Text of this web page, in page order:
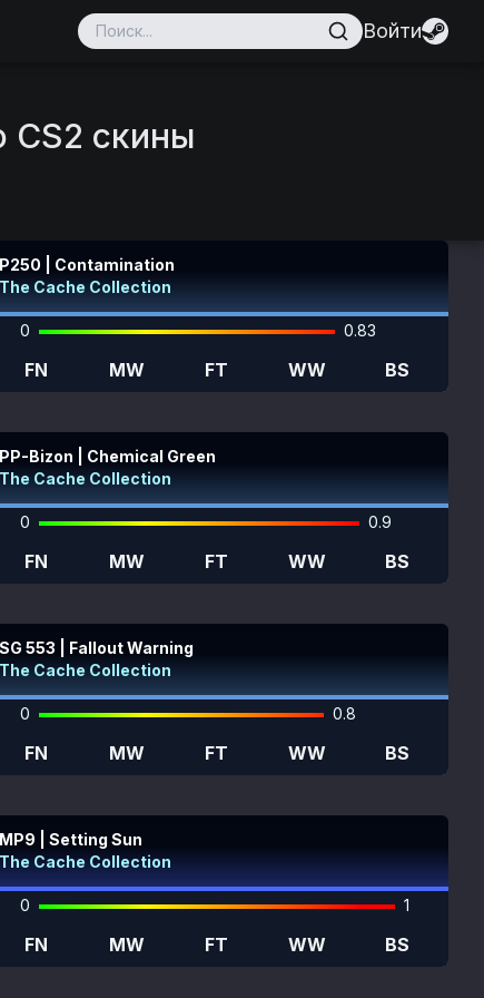
Войти
CS2 скины
P250 | Contamination
The Cache Collection
0 0.83
FN MW FT WW BS
PP-Bizon | Chemical Green
The Cache Collection
0 0.9
FN MW FT WW BS
SG 553 | Fallout Warning
The Cache Collection
0 0.8
FN MW FT WW BS
MP9 | Setting Sun
The Cache Collection
0 1
FN MW FT WW BS